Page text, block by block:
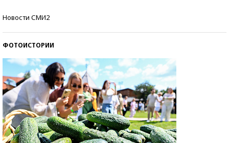
Новости СМИ2
ФОТОИСТОРИИ